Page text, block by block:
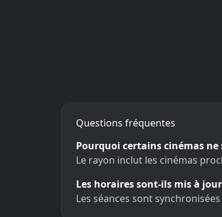
Questions fréquentes
Pourquoi certains cinémas
Le rayon inclut les cinémas
Les horaires sont-ils mis à
Les séances sont